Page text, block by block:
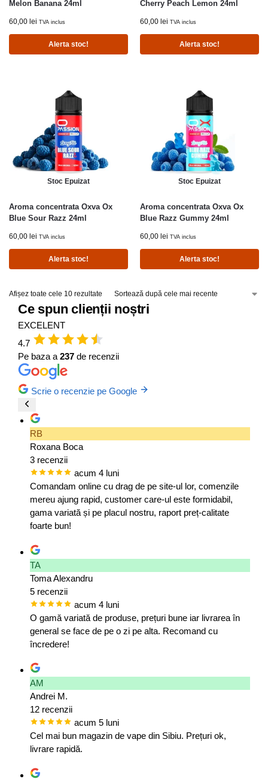
Melon Banana 24ml
60,00 lei TVA inclus
Alerta stoc!
Cherry Peach Lemon 24ml
60,00 lei TVA inclus
Alerta stoc!
Stoc Epuizat
Aroma concentrata Oxva Ox
Blue Sour Razz 24ml
60,00 lei TVA inclus
Alerta stoc!
Stoc Epuizat
Aroma concentrata Oxva Ox
Blue Razz Gummy 24ml
60,00 lei TVA inclus
Alerta stoc!
Afișez toate cele 10 rezultate
Ce spun clienții noștri
EXCELENT
4.7
Pe baza a 237 de recenzii
Scrie o recenzie pe Google
RB
Roxana Boca
3 recenzii
acum 4 luni
Comandam online cu drag de pe site-ul lor, comenzile
mereu ajung rapid, customer care-ul este formidabil,
gama variată și pe placul nostru, raport preț-calitate
foarte bun!
TA
Toma Alexandru
5 recenzii
acum 4 luni
O gamă variată de produse, prețuri bune iar livrarea în
general se face de pe o zi pe alta. Recomand cu
încredere!
AM
Andrei M.
12 recenzii
acum 5 luni
Cel mai bun magazin de vape din Sibiu. Prețuri ok,
livrare rapidă.